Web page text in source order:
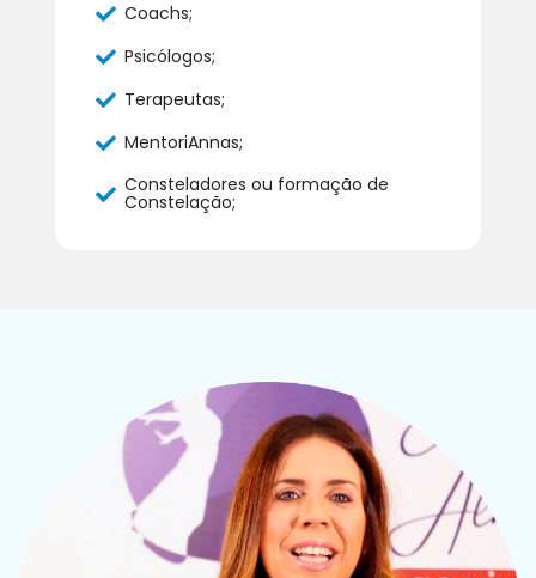
Coachs;
Psicólogos;
Terapeutas;
MentoriAnnas;
​Consteladores ou formação de
Constelação;